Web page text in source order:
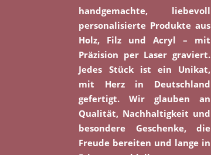
handgemachte, liebevoll
personalisierte Produkte aus
Holz, Filz und Acryl – mit
Präzision per Laser graviert.
Jedes Stück ist ein Unikat,
mit Herz in Deutschland
gefertigt. Wir glauben an
Qualität, Nachhaltigkeit und
besondere Geschenke, die
Freude bereiten und lange in